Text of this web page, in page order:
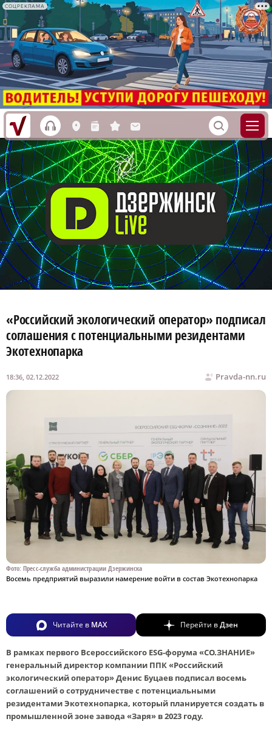
СОЦРЕКЛАМА
h L n s M S
«Российский экологический оператор» подписал
соглашения с потенциальными резидентами
Экотехнопарка
Pravda-nn.ru
18:36, 02.12.2022
Фото: Пресс-служба администрации Дзержинска
Восемь предприятий выразили намерение войти в состав Экотехнопарка
Читайте в MAX Перейти вДзен
В рамках первого Всероссийского ESG-форума «СО.ЗНАНИЕ»
генеральный директор компании ППК «Российский
экологический оператор» Денис Буцаев подписал восемь
соглашений о сотрудничестве с потенциальными
резидентами Экотехнопарка, который планируется создать в
промышленной зоне завода «Заря» в 2023 году.